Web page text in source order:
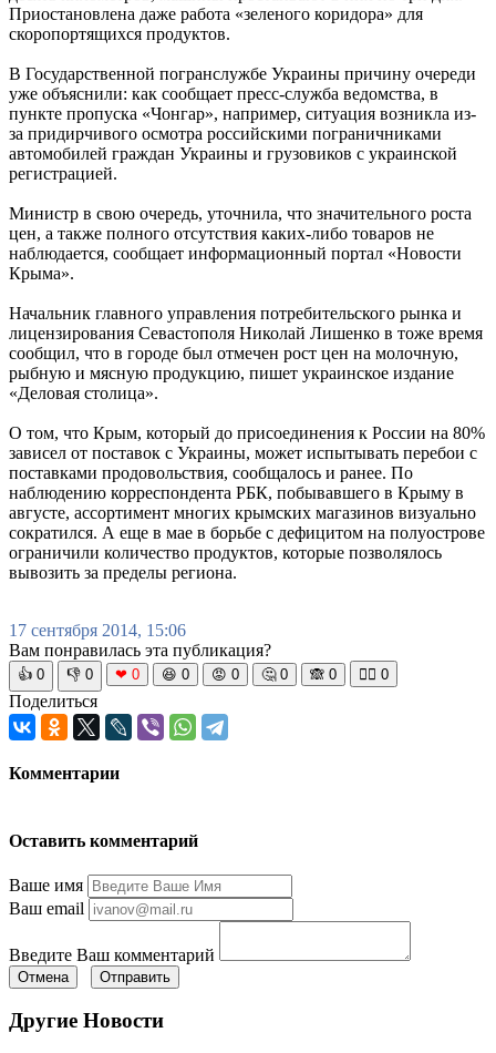
Приостановлена даже работа «зеленого коридора» для
скоропортящихся продуктов.
В Государственной погранслужбе Украины причину очереди
уже объяснили: как сообщает пресс-служба ведомства, в
пункте пропуска «Чонгар», например, ситуация возникла из-
за придирчивого осмотра российскими пограничниками
автомобилей граждан Украины и грузовиков с украинской
регистрацией.
Министр в свою очередь, уточнила, что значительного роста
цен, а также полного отсутствия каких-либо товаров не
наблюдается, сообщает информационный портал «Новости
Крыма».
Начальник главного управления потребительского рынка и
лицензирования Севастополя Николай Лишенко в тоже время
сообщил, что в городе был отмечен рост цен на молочную,
рыбную и мясную продукцию, пишет украинское издание
«Деловая столица».
О том, что Крым, который до присоединения к России на 80%
зависел от поставок с Украины, может испытывать перебои с
поставками продовольствия, сообщалось и ранее. По
наблюдению корреспондента РБК, побывавшего в Крыму в
августе, ассортимент многих крымских магазинов визуально
сократился. А еще в мае в борьбе с дефицитом на полуострове
ограничили количество продуктов, которые позволялось
вывозить за пределы региона.
17 сентября 2014, 15:06
Вам понравилась эта публикация?
👍 0 👎 0 ❤ 0 😆 0 😡 0 🤔 0 🙈 0 🧘‍♀️ 0
Поделиться
Комментарии
Оставить комментарий
Ваше имя
Ваш email
Введите Ваш комментарий
Отмена Отправить
Другие Новости